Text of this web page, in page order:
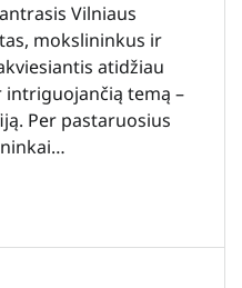
Vilniaus
mokslininkus ir
atidžiau
intriguojančią temą –
Per pastaruosius